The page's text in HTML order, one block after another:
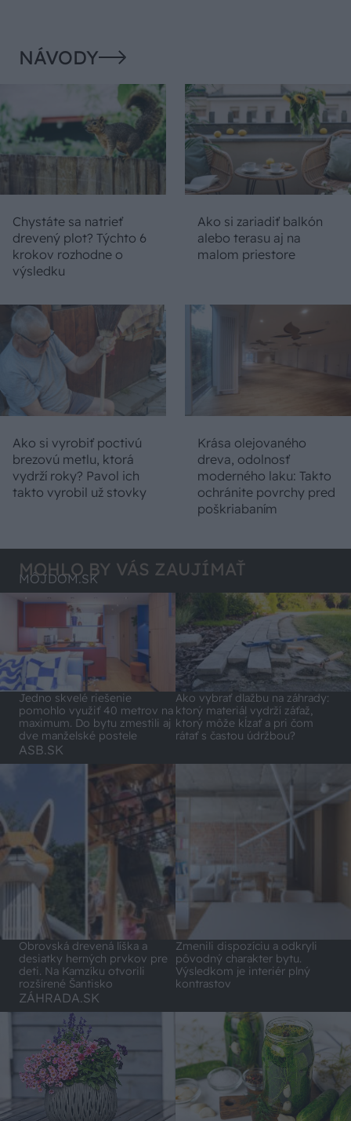
NÁVODY
Chystáte sa natrieť
drevený plot? Týchto 6
krokov rozhodne o
výsledku
Ako si zariadiť balkón
alebo terasu aj na
malom priestore
Ako si vyrobiť poctivú
brezovú metlu, ktorá
vydrží roky? Pavol ich
takto vyrobil už stovky
Krása olejovaného
dreva, odolnosť
moderného laku: Takto
ochránite povrchy pred
poškriabaním
MOHLO BY VÁS ZAUJÍMAŤ
MÔJDOM.SK
Jedno skvelé riešenie
pomohlo využiť 40 metrov na
maximum. Do bytu zmestili aj
dve manželské postele
Ako vybrať dlažbu na záhrady:
ktorý materiál vydrží záťaž,
ktorý môže kĺzať a pri čom
rátať s častou údržbou?
ASB.SK
Obrovská drevená líška a
desiatky herných prvkov pre
deti. Na Kamzíku otvorili
rozšírené Šantisko
Zmenili dispozíciu a odkryli
pôvodný charakter bytu.
Výsledkom je interiér plný
kontrastov
ZÁHRADA.SK